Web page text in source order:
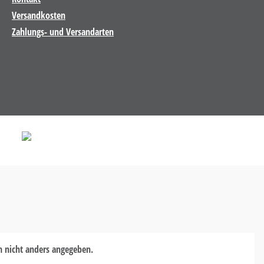
Versandkosten
Zahlungs- und Versandarten
anders angegeben.